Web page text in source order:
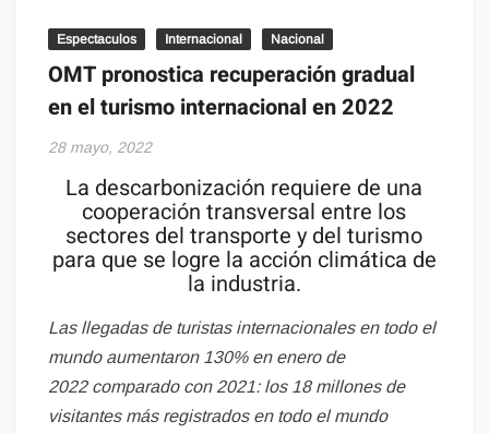
Espectaculos Internacional Nacional
OMT pronostica recuperación gradual
en el turismo internacional en 2022
28 mayo, 2022
La descarbonización requiere de una
cooperación transversal entre los
sectores del transporte y del turismo
para que se logre la acción climática de
la industria.
Las llegadas de turistas internacionales en todo el
mundo aumentaron 130% en enero de
2022 comparado con 2021: los 18 millones de
visitantes más registrados en todo el mundo